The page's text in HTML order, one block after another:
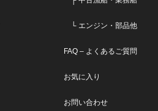
└ エンジン・部品他
FAQ – よくあるご質問
お気に入り
お問い合わせ